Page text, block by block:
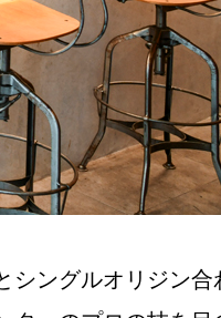
ングルオリジン